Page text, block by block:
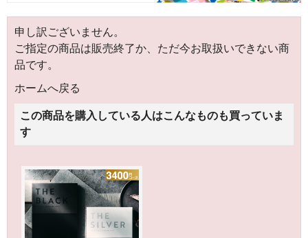
申し訳ございません。
ご指定の商品は販売終了か、ただ今お取扱いできない商
品です。
ホームへ戻る
この商品を購入している人はこんなものも買っていま
す